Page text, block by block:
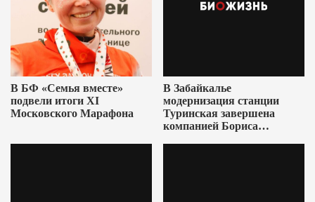
В БФ «Семья вместе»
подвели итоги XI
Московского Марафона
В Забайкалье
модернизация станции
Туринская завершена
компанией Бориса